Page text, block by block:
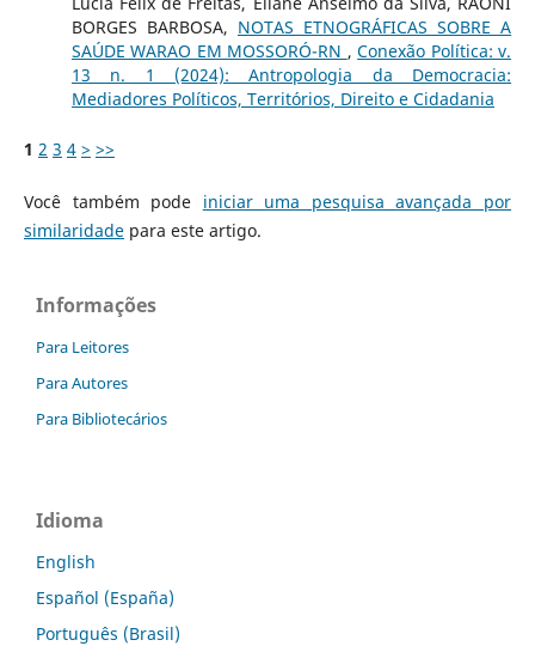
BORGES BARBOSA, NOTAS ETNOGRÁFICAS SOBRE A
SAÚDE WARAO EM MOSSORÓ-RN ,Conexão Política: v.
13 n. 1 (2024): Antropologia da Democracia:
Mediadores Políticos, Territórios, Direito e Cidadania
1 2 3 4 > >>
Você também pode iniciar uma pesquisa avançada por
similaridadepara este artigo.
Informações
Para Leitores
Para Autores
Para Bibliotecários
Idioma
English
Español (España)
Português (Brasil)